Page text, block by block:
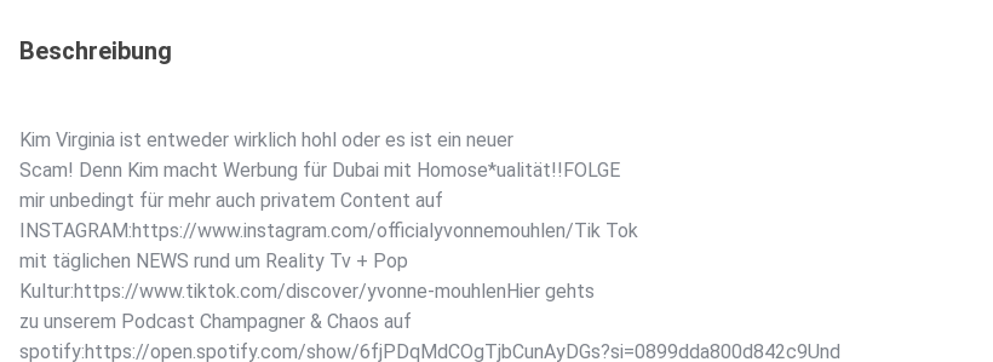
Beschreibung
Kim Virginia ist entweder wirklich hohl oder es ist ein neuer
Scam! Denn Kim macht Werbung für Dubai mit Homose*ualität!!FOLGE
mir unbedingt für mehr auch privatem Content auf
INSTAGRAM:https://www.instagram.com/officialyvonnemouhlen/Tik Tok
mit täglichen NEWS rund um Reality Tv + Pop
Kultur:https://www.tiktok.com/discover/yvonne-mouhlenHier gehts
zu unserem Podcast Champagner & Chaos auf
spotify:https://open.spotify.com/show/6fjPDqMdCOgTjbCunAyDGs?si=0899dda800d842c9Und